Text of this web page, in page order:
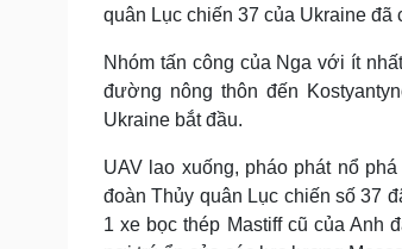
quân Lục chiến 37 của Ukraine
Nhóm tấn công của Nga với ít
đường nông thôn đến
Ukraine bắt đầu.
UAV lao xuống, pháo phát nổ
đoàn Thủy quân Lục chiến số 37
1 xe bọc thép Mastiff cũ của Anh